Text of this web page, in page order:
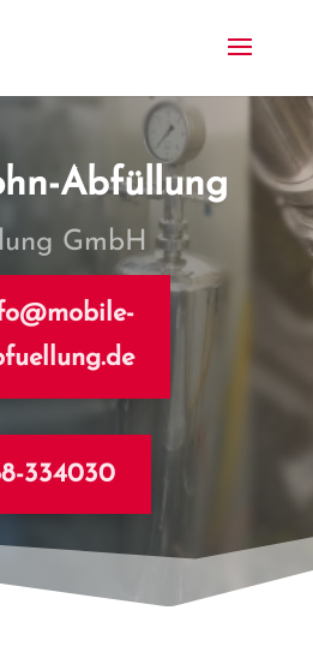
Abfüllung
GmbH
334030